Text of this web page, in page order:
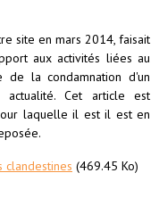
site en mars 2014, faisait
aux activités liées au
de la condamnation d'un
Cet article est
laquelle il est il est en
clandestines (469.45 Ko)